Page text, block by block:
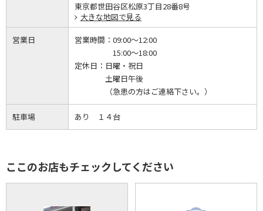
東京都世田谷区松原3丁目28番8号
大きな地図で見る
営業日 営業時間： 09:00～12:00
15:00～18:00
定休日： 日曜・祝日
土曜日午後
（急患の方はご連絡下さい。）
駐車場 あり １４台
ここのお店もチェックしてください